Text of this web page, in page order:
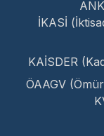
İKASİ
KAİSDER
ÖAAGV